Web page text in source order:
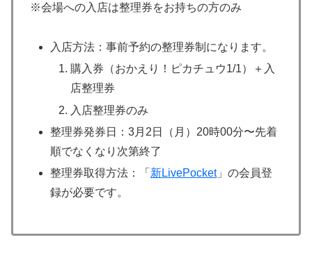
※会場への入店は整理券をお持ちの方のみ
入店方法：事前予約の整理券制になります。
購入券（おかえり！ピカチュウ1/1）＋入
店整理券
入店整理券のみ
整理券発券日：3月2日（月）20時00分〜先着
順でなくなり次第終了
整理券取得方法：「 新LivePocket」の会員登
録が必要です。